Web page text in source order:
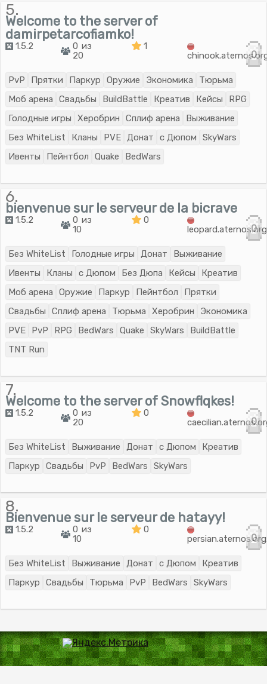
5.
Welcome to the server of
damirpetarcofiamko!
1.5.2
0 из
20
1
0
PvP Прятки Паркур Оружие Экономика
Тюрьма
Моб арена
Свадьбы BuildBattle Креатив Кейсы
RPG
Голодные игры
Херобрин Сплиф арена
Выживание
Без WhiteList
Кланы PVE Донат с Дюпом
SkyWars
Ивенты
Пейнтбол Quake BedWars
6.
bienvenue sur le serveur de la bicrave
1.5.2
0 из
10
0
0
Без WhiteList Голодные игры Донат
Выживание
Ивенты
Кланы с Дюпом Без Дюпа Кейсы
Креатив
Моб арена
Оружие Паркур Пейнтбол
Прятки
Свадьбы
Сплиф арена Тюрьма Херобрин
Экономика
PVE
PvP RPG BedWars Quake SkyWars
BuildBattle
TNT Run
7.
Welcome to the server of Snowflqkes!
1.5.2
0 из
20
0
0
Без WhiteList Выживание Донат с Дюпом
Креатив
Паркур
Свадьбы PvP BedWars SkyWars
8.
Bienvenue sur le serveur de hatayy!
1.5.2
0 из
10
0
0
Без WhiteList Выживание Донат с Дюпом
Креатив
Паркур
Свадьбы Тюрьма PvP BedWars SkyWars